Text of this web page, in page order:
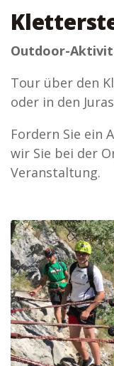
Outdoor-
Tour über den
oder in den
Fordern Sie ein
wir Sie bei der
Veranstaltung.